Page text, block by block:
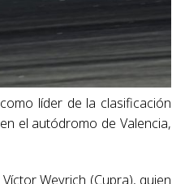
líder de la clasificación
el autódromo de Valencia,
Weyrich (Cupra), quien